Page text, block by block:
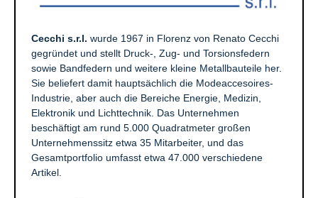
Cecchi s.r.l. wurde 1967 in Florenz von Renato Cecchi
gegründet und stellt Druck-, Zug- und Torsionsfedern
sowie Bandfedern und weitere kleine Metallbauteile her.
Sie beliefert damit hauptsächlich die Modeaccesoires-
Industrie, aber auch die Bereiche Energie, Medizin,
Elektronik und Lichttechnik. Das Unternehmen
beschäftigt am rund 5.000 Quadratmeter großen
Unternehmenssitz etwa 35 Mitarbeiter, und das
Gesamtportfolio umfasst etwa 47.000 verschiedene
Artikel.